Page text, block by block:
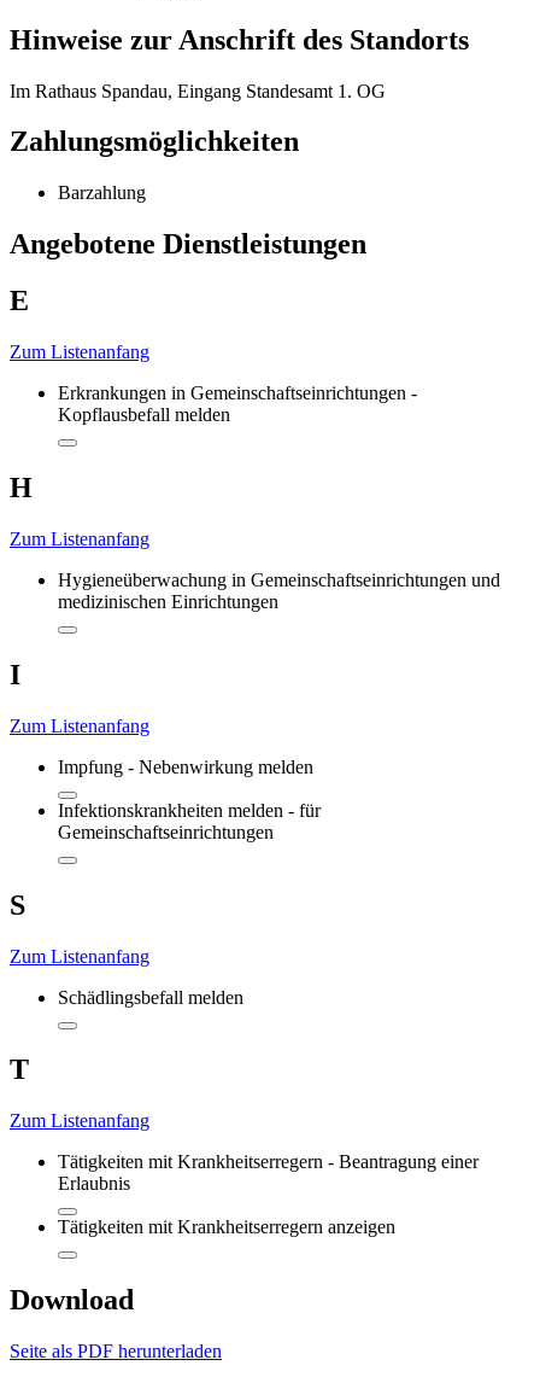
Hinweise zur Anschrift des Standorts
Im Rathaus Spandau, Eingang Standesamt 1. OG
Zahlungsmöglichkeiten
Barzahlung
Angebotene Dienstleistungen
E
Zum Listenanfang
Erkrankungen in Gemeinschaftseinrichtungen -
Kopflausbefall melden
H
Zum Listenanfang
Hygieneüberwachung in Gemeinschaftseinrichtungen und
medizinischen Einrichtungen
I
Zum Listenanfang
Impfung - Nebenwirkung melden
Infektionskrankheiten melden - für
Gemeinschaftseinrichtungen
S
Zum Listenanfang
Schädlingsbefall melden
T
Zum Listenanfang
Tätigkeiten mit Krankheitserregern - Beantragung einer
Erlaubnis
Tätigkeiten mit Krankheitserregern anzeigen
Download
Seite als PDF herunterladen